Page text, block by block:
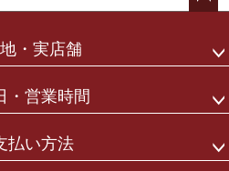
・実店舗
・営業時間
払い方法